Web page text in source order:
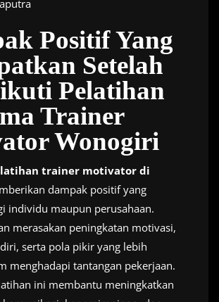
Positif Yang
Setelah
Pelatihan
Trainer
Wonogiri
trainer motivator di
dampak positif yang
individu maupun perusahaan.
merasakan peningkatan motivasi,
serta pola pikir yang lebih
menghadapi tantangan pekerjaan.
ini membantu meningkatkan